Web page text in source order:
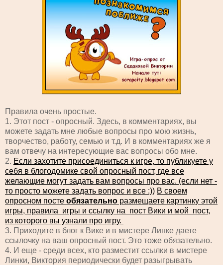
Правила очень простые.
1. Этот пост - опросный. Здесь, в комментариях, вы
можете задать мне любые вопросы про мою жизнь,
творчество, работу, семью и т.д. И в комментариях же я
вам отвечу на интересующие вас вопросы обо мне.
2. Если захотите присоединиться к игре, то публикуете у
себя в блогодомике свой опросный пост, где все
желающие могут задать вам вопросы про вас. (если нет -
то просто можете задать вопрос и все :)) В своем
опросном посте обязательно размещаете картинку этой
игры, правила игры и ссылку на пост Вики и мой пост,
из которого вы узнали про игру.
3. Приходите в блог к Вике и в мистере Линке даете
ссылочку на ваш опросный пост. Это тоже обязательно.
4. И еще - среди всех, кто разместит ссылки в мистере
Линки, Виктория периодически будет разыгрывать